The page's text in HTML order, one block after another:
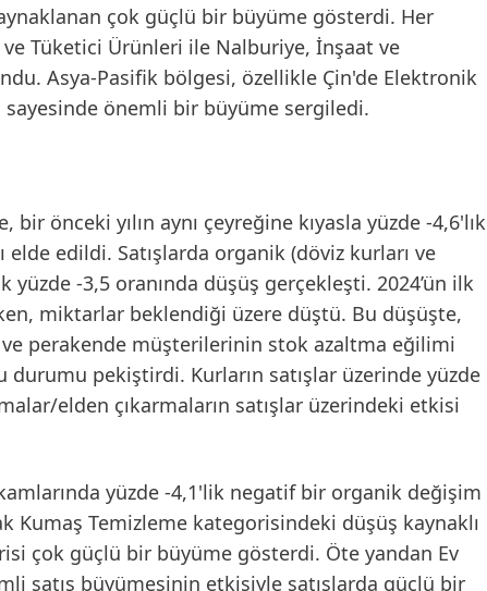
çok güçlü bir büyüme gösterdi. Her
Tüketici Ürünleri ile Nalburiye, İnşaat ve
Asya-Pasifik bölgesi, özellikle Çin'de Elektronik
sayesinde önemli bir büyüme sergiledi.
, bir önceki yılın aynı çeyreğine kıyasla yüzde -4,6'lık
elde edildi. Satışlarda organik (döviz kurları ve
-3,5 oranında düşüş gerçekleşti. 2024’ün ilk
miktarlar beklendiği üzere düştü. Bu düşüşte,
ve perakende müşterilerinin stok azaltma eğilimi
pekiştirdi. Kurların satışlar üzerinde yüzde
elden çıkarmaların satışlar üzerindeki etkisi
yüzde -4,1'lik negatif bir organik değişim
Kumaş Temizleme kategorisindeki düşüş kaynaklı
çok güçlü bir büyüme gösterdi. Öte yandan Ev
satış büyümesinin etkisiyle satışlarda güçlü bir